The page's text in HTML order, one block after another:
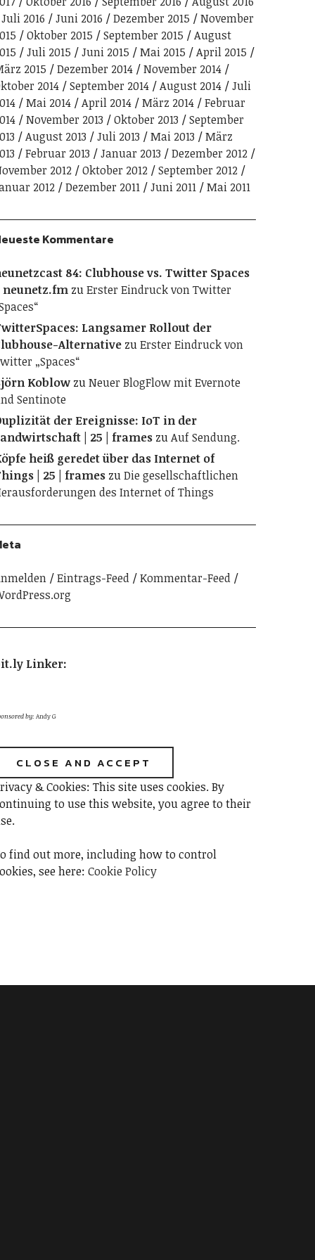
Juli 2016
Juni 2016 Dezember 2015
November
Oktober 2015 September 2015
August
Juli 2015 Juni 2015 Mai 2015
April 2015
2015
Dezember 2014
November 2014
2014
September 2014 August 2014
Juli
Mai 2014 April 2014 März 2014
Februar
November 2013 Oktober 2013
September
August 2013 Juli 2013 Mai 2013
März
Februar 2013 Januar 2013
Dezember 2012
2012
Oktober 2012
September 2012
2012
Dezember 2011 Juni 2011 Mai 2011
Kommentare
84: Clubhouse vs. Twitter Spaces
neunetz.fmzuErster Eindruck von Twitter
Langsamer Rollout der
AlternativezuErster Eindruck von
„Spaces“
KoblowzuNeuer BlogFlow mit Evernote
Sentinote
der Ereignisse: IoT in der
| 25 | frameszuAuf Sendung.
heiß geredet über das Internet of
| 25 | frameszuDie gesellschaftlichen
des Internet of Things
Eintrags-Feed
Kommentar-Feed
Linker:
by: Andy G
& Cookies: This site uses cookies. By
to use this website, you agree to their
find out more, including how to control
see here: Cookie Policy